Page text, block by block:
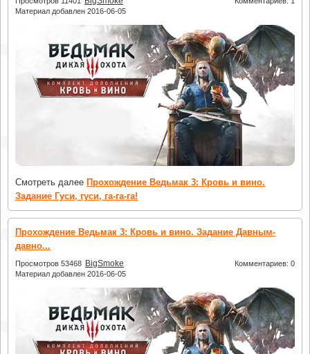
Материал добавлен 2016-06-05
Смотреть далее Прохождение Ведьмак 3: Кровь и вино.
Задание Гуси, гуси, га-га-га!
Прохождение Ведьмак 3: Кровь и вино. Задание Давным-
давно...
Просмотров 53468 BigSmoke
Материал добавлен 2016-06-05
Комментариев: 0